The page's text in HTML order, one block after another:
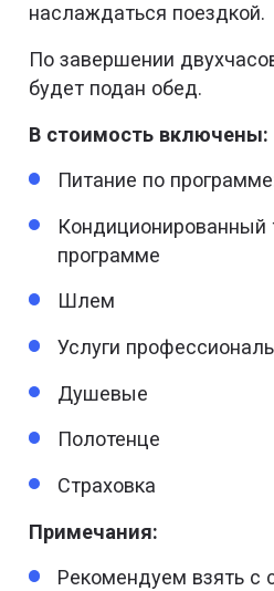
наслаждаться поездкой.
По завершении
будет подан обед.
В стоимость включены:
Питание по
Кондиционированный
программе
Шлем
Услуги
Душевые
Полотенце
Страховка
Примечания:
Рекомендуем взять с